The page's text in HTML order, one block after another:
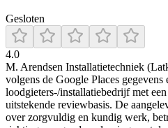
Gesloten
4.0
M. Arendsen Installatietechniek
volgens de Google Places gegevens
loodgieters-/installatiebedrijf met
uitstekende reviewbasis. De
over zorgvuldig en kundig werk,